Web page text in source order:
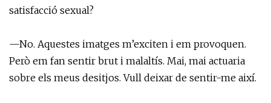
satisfacció sexual?
—No. Aquestes imatges m’exciten i em provoquen.
Però em fan sentir brut i malaltís. Mai, mai actuaria
sobre els meus desitjos. Vull deixar de sentir-me així.